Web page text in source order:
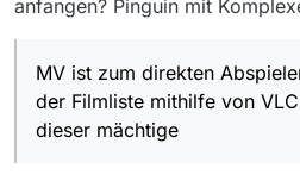
anfangen? Pinguin mit
MV ist zum direkten
der Filmliste mithilfe von
dieser mächtige